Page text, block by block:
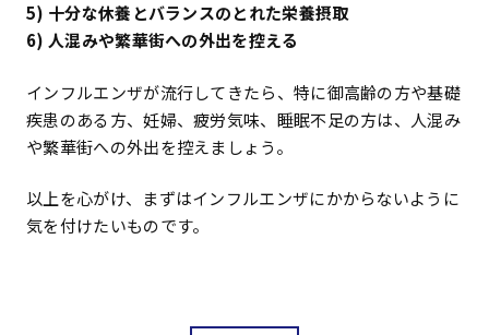
5) 十分な休養とバランスのとれた栄養摂取
6) 人混みや繁華街への外出を控える
インフルエンザが流行してきたら、特に御高齢の方や基礎
疾患のある方、妊婦、疲労気味、睡眠不足の方は、人混み
や繁華街への外出を控えましょう。
以上を心がけ、まずはインフルエンザにかからないように
気を付けたいものです。